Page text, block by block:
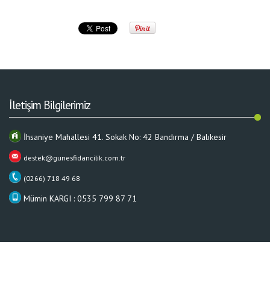
İletişim Bilgilerimiz
İhsaniye Mahallesi 41. Sokak No: 42 Bandırma / Balıkesir
destek@gunesfidancilik.com.tr
(0266) 718 49 68
Mümin KARGI : 0535 799 87 71